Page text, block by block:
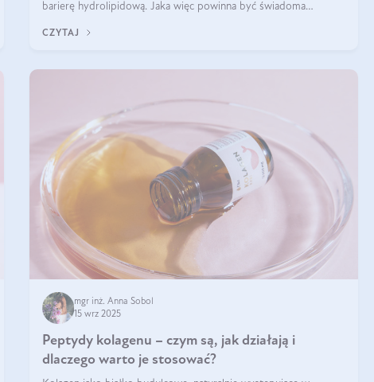
barierę hydrolipidową. Jaka więc powinna być świadoma
CZYTAJ
mgr inż. Anna Sobol
15 wrz 2025
Peptydy kolagenu – czym są, jak działają i
dlaczego warto je stosować?